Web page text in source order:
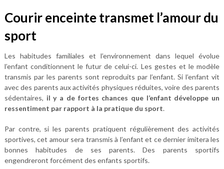
Courir enceinte transmet l’amour du
sport
Les habitudes familiales et l’environnement dans lequel évolue
l’enfant conditionnent le futur de celui-ci. Les gestes et le modèle
transmis par les parents sont reproduits par l’enfant. Si l’enfant vit
avec des parents aux activités physiques réduites, voire des parents
sédentaires, il y a de fortes chances que l’enfant développe un
ressentiment par rapport à la pratique du sport.
Par contre, si les parents pratiquent régulièrement des activités
sportives, cet amour sera transmis à l’enfant et ce dernier imitera les
bonnes habitudes de ses parents. Des parents sportifs
engendreront forcément des enfants sportifs.